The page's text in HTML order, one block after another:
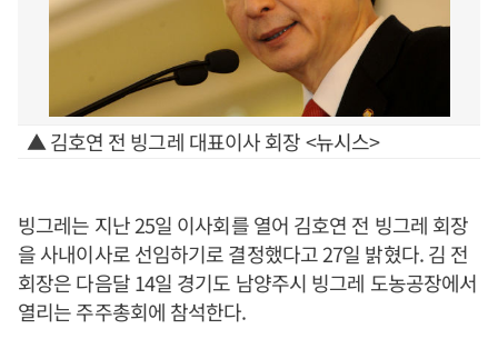
▲ 김호연 전 빙그레 대표이사 회장 <뉴시스>
빙그레는 지난 25일 이사회를 열어 김호연 전 빙그레 회장
을 사내이사로 선임하기로 결정했다고 27일 밝혔다. 김 전
회장은 다음달 14일 경기도 남양주시 빙그레 도농공장에서
열리는 주주총회에 참석한다.